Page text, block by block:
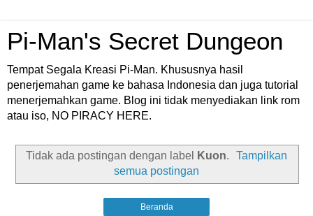
Pi-Man's Secret Dungeon
Tempat Segala Kreasi Pi-Man. Khususnya hasil
penerjemahan game ke bahasa Indonesia dan juga tutorial
menerjemahkan game. Blog ini tidak menyediakan link rom
atau iso, NO PIRACY HERE.
Tidak ada postingan dengan label Kuon.
Tampilkan
semua postingan
Beranda